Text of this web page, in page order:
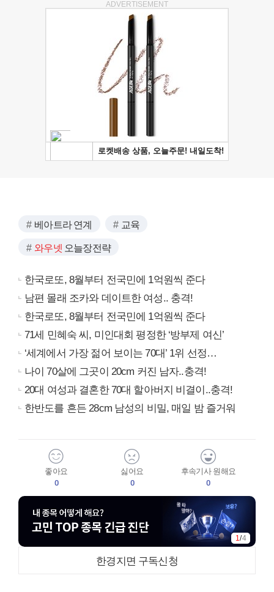
ADVERTISEMENT
베아트라 연계 교육
와우넷 오늘장전략
한국로또, 8월부터 전국민에 1억원씩 준다
남편 몰래 조카와 데이트한 여성.. 충격!
한국로또, 8월부터 전국민에 1억원씩 준다
71세 민혜숙 씨, 미인대회 평정한 ‘방부제 여신’
‘세계에서 가장 젊어 보이는 70대’ 1위 선정…
나이 70살에 그곳이 20cm 커진 남자..충격!
20대 여성과 결혼한 70대 할아버지 비결이..충격!
한반도를 흔든 28cm 남성의 비밀, 매일 밤 즐거워
좋아요
0
싫어요
0
후속기사 원해요
0
1/4
한경지면 구독신청